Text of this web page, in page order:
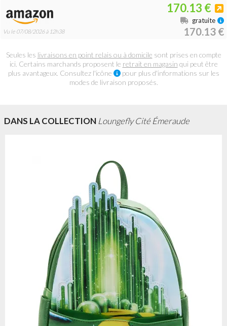
Vu le 07/08/2026 à 12h38
170.13 €
170.13 €
gratuite
Seules les livraisons en point relais ou à domicile sont prises en compte
ici. Certains marchands proposent le retrait en magasin qui peut être
plus avantageux. Consultez l'icône
pour plus d'informations sur les
modes de livraison proposés.
DANS LA COLLECTION Loungefly Cité Émeraude